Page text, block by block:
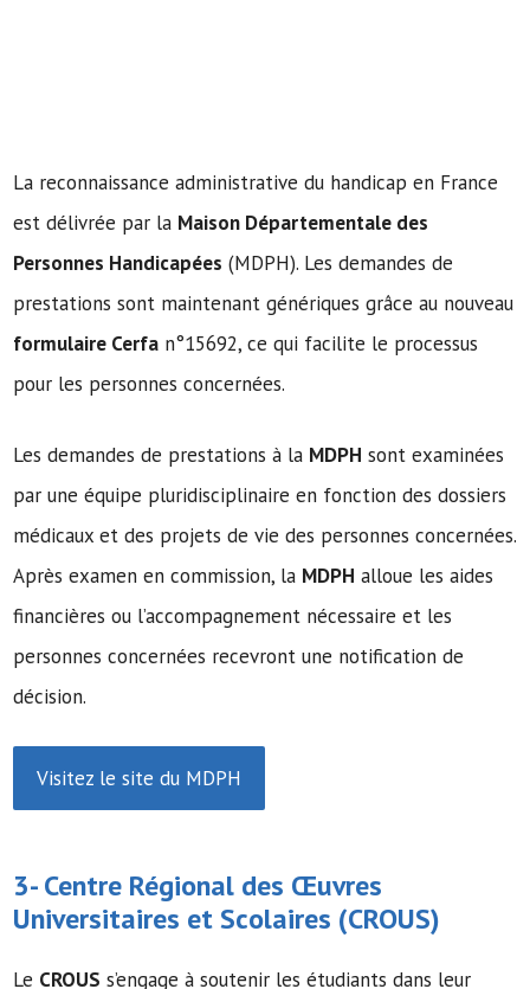
La reconnaissance administrative du handicap en France
est délivrée par la Maison Départementale des
Personnes Handicapées (MDPH). Les demandes de
prestations sont maintenant génériques grâce au nouveau
formulaire Cerfa n°15692, ce qui facilite le processus
pour les personnes concernées.
Les demandes de prestations à la MDPH sont examinées
par une équipe pluridisciplinaire en fonction des dossiers
médicaux et des projets de vie des personnes concernées.
Après examen en commission, la MDPH alloue les aides
financières ou l’accompagnement nécessaire et les
personnes concernées recevront une notification de
décision.
Visitez le site du MDPH
3- Centre Régional des Œuvres
Universitaires et Scolaires (CROUS)
Le CROUS s’engage à soutenir les étudiants dans leur